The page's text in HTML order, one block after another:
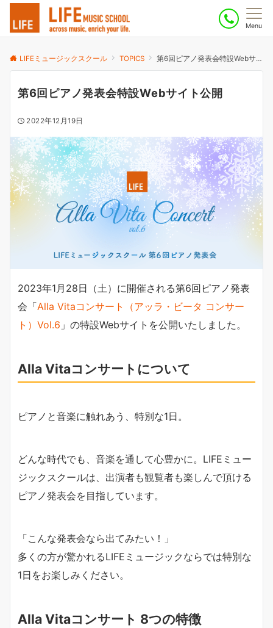
Menu
LIFEミュージックスクール TOPICS 第6回ピアノ発表会特設Webサイト公開
第6回ピアノ発表会特設Webサイト公開
2022年12月19日
2023年1月28日（土）に開催される第6回ピアノ発表
会「Alla Vitaコンサート（アッラ・ビータ コンサー
ト）Vol.6 」の特設Webサイトを公開いたしました。
Alla Vitaコンサートについて
ピアノと音楽に触れあう、特別な1日。
どんな時代でも、音楽を通して心豊かに。LIFEミュー
ジックスクールは、出演者も観覧者も楽しんで頂ける
ピアノ発表会を目指しています。
「こんな発表会なら出てみたい！」
多くの方が驚かれるLIFEミュージックならでは特別な
1日をお楽しみください。
Alla Vitaコンサート 8つの特徴